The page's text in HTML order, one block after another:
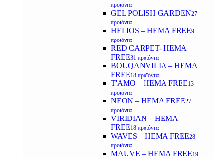
προϊόντα
GEL POLISH GARDEN27
προϊόντα
HELIOS – HEMA FREE9
προϊόντα
RED CARPET- HEMA
FREE31 προϊόντα
BOUQANVILIA – HEMA
FREE18 προϊόντα
T'AMO – HEMA FREE13
προϊόντα
NEON – HEMA FREE27
προϊόντα
VIRIDIAN – HEMA
FREE18 προϊόντα
WAVES – HEMA FREE28
προϊόντα
MAUVE – HEMA FREE19